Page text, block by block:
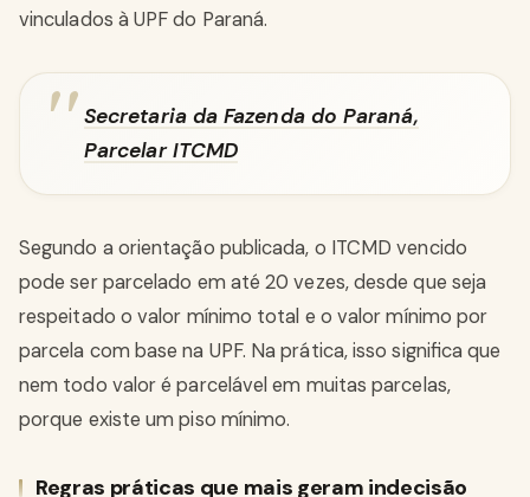
vinculados à UPF do Paraná.
Secretaria da Fazenda do Paraná,
Parcelar ITCMD
Segundo a orientação publicada, o ITCMD vencido
pode ser parcelado em até 20 vezes, desde que seja
respeitado o valor mínimo total e o valor mínimo por
parcela com base na UPF. Na prática, isso significa que
nem todo valor é parcelável em muitas parcelas,
porque existe um piso mínimo.
Regras práticas que mais geram indecisão